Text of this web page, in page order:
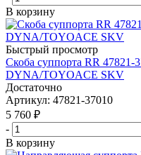
В корзину
Быстрый просмотр
Скоба суппорта RR
DYNA/TOYOACE SKV
Достаточно
Артикул: 47821-37010
5 760 ₽
-
В корзину